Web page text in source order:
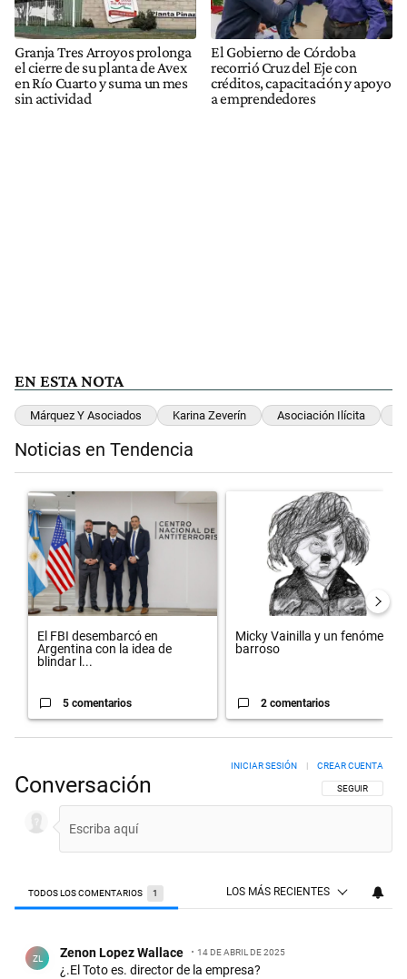
Granja Tres Arroyos prolonga
el cierre de su planta de Avex
en Río Cuarto y suma un mes
sin actividad
El Gobierno de Córdoba
recorrió Cruz del Eje con
créditos, capacitación y apoyo
a emprendedores
EN ESTA NOTA
Márquez Y Asociados Karina Zeverín Asociación Ilícita
Noticias en Tendencia
Un artículo de tendencia con el título "El FBI desembarcó en
El FBI desembarcó en
Argentina con la idea de
blindar l...
5 comentarios
Un artículo de tendencia con
Micky Vainilla y un fenómeno
barroso
2 comentarios
Conversación SIGA ESTA
SEGUIR
INICIAR SESIÓN CREAR CUENTA
TODOS LOS COMENTARIOS 1 LOS MÁS RECIENTES
ZL Zenon Lopez Wallace 14 DE ABRIL DE 2025
¿.El Toto es. director de la empresa?